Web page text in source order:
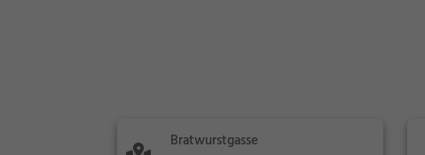
Bratwurstgasse